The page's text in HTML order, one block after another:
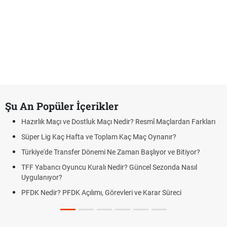
Şu An Popüler İçerikler
Hazırlık Maçı ve Dostluk Maçı Nedir? Resmî Maçlardan Farkları
Süper Lig Kaç Hafta ve Toplam Kaç Maç Oynanır?
Türkiye'de Transfer Dönemi Ne Zaman Başlıyor ve Bitiyor?
TFF Yabancı Oyuncu Kuralı Nedir? Güncel Sezonda Nasıl
Uygulanıyor?
PFDK Nedir? PFDK Açılımı, Görevleri ve Karar Süreci